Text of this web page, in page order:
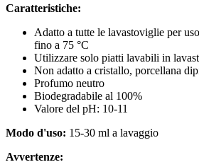
Caratteristiche:
Adatto a tutte le lavastoviglie per
fino a 75 °C
Utilizzare solo piatti lavabili in
Non adatto a cristallo, porcellana
Profumo neutro
Biodegradabile al 100%
Valore del pH: 10-11
Modo d'uso: 15-30 ml a lavaggio
Avvertenze: